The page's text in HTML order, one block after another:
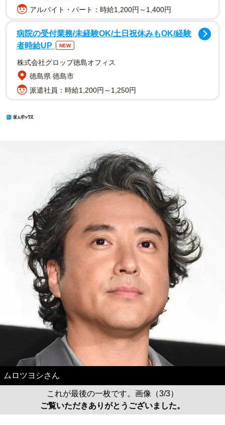
アルバイト・パート：時給1,200円～1,400円
病院の受付業務/未経験OK/土日祝休みもOK/経験
者時給UP
NEW
株式会社グロップ徳島オフィス
徳島県 徳島市
派遣社員：時給1,200円～1,250円
ムロツヨシさん
これが最後の一枚です。画像（3/3）
ご覧いただきありがとうございました。